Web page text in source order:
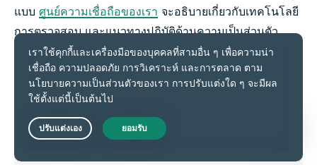
แบบ ศูนย์ความเชื่อถือของเรา จะอธิบายเกี่ยวกับเทคโนโลยี
การตรวจสอบ และแนวทางปฏิบัติด้านความเป็นส่วนตัว
สำหรับการปกป้องข้อมูลและอุปกรณ์ของคุณในทุกครั้งที่
คุณเชื่อมต่อ